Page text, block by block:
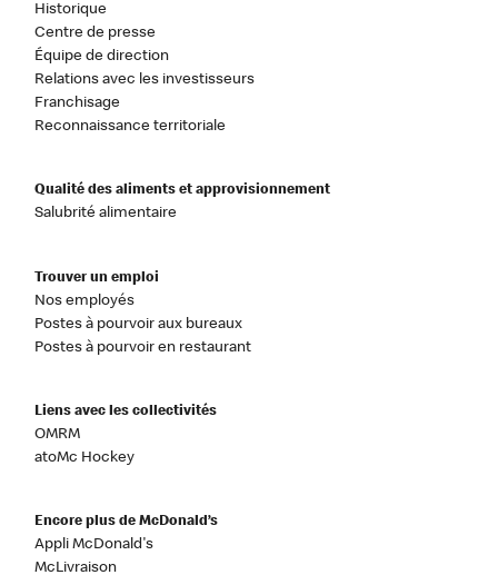
Historique
Centre de presse
Équipe de direction
Relations avec les investisseurs
Franchisage
Reconnaissance territoriale
Qualité des aliments et approvisionnement
Salubrité alimentaire
Trouver un emploi
Nos employés
Postes à pourvoir aux bureaux
Postes à pourvoir en restaurant
Liens avec les collectivités
OMRM
atoMc Hockey
Encore plus de McDonald’s
Appli McDonald's
McLivraison